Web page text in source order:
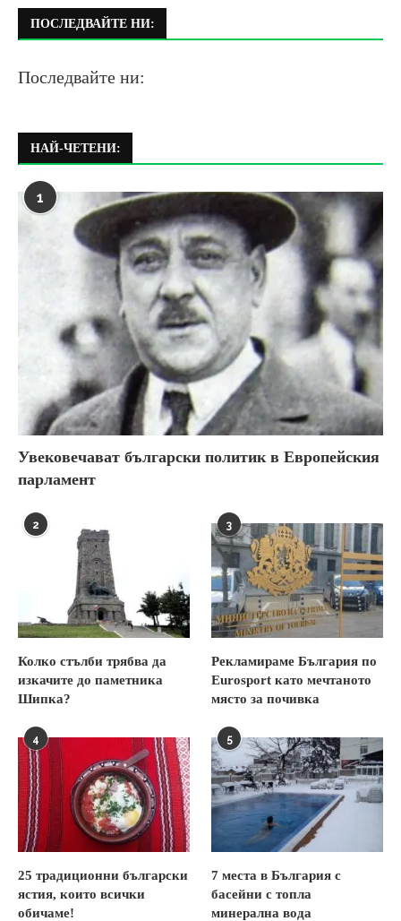
ПОСЛЕДВАЙТЕ НИ:
Последвайте ни:
НАЙ-ЧЕТЕНИ:
1
Увековечават български политик в Европейския
парламент
2
Колко стълби трябва да
изкачите до паметника
Шипка?
3
Рекламираме България по
Eurosport като мечтаното
място за почивка
4
25 традиционни български
ястия, които всички
обичаме!
5
7 места в България с
басейни с топла
минерална вода